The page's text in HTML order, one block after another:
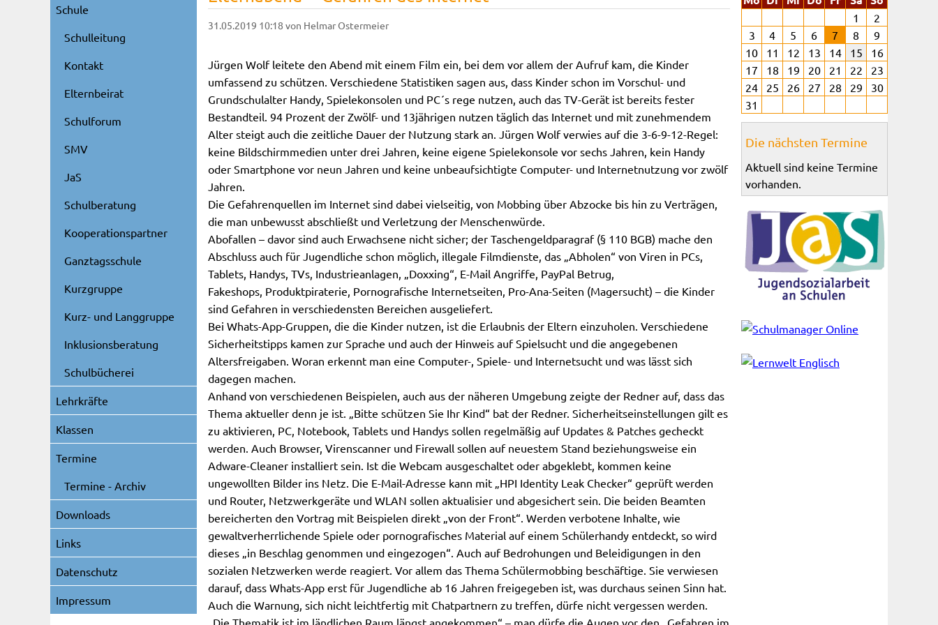
31.05.2019 10:18 von Helmar Ostermeier
Jürgen Wolf leitete den Abend mit einem Film ein, bei dem vor allem der Aufruf kam, die Kinder
umfassend zu schützen. Verschiedene Statistiken sagen aus, dass Kinder schon im Vorschul- und
Grundschulalter Handy, Spielekonsolen und PC´s rege nutzen, auch das TV-Gerät ist bereits fester
Bestandteil. 94 Prozent der Zwölf- und 13jährigen nutzen täglich das Internet und mit zunehmendem
Alter steigt auch die zeitliche Dauer der Nutzung stark an. Jürgen Wolf verwies auf die 3-6-9-12-Regel:
keine Bildschirmmedien unter drei Jahren, keine eigene Spielekonsole vor sechs Jahren, kein Handy
oder Smartphone vor neun Jahren und keine unbeaufsichtigte Computer- und Internetnutzung vor zwölf
Jahren.
Die Gefahrenquellen im Internet sind dabei vielseitig, von Mobbing über Abzocke bis hin zu Verträgen,
die man unbewusst abschließt und Verletzung der Menschenwürde.
Abofallen – davor sind auch Erwachsene nicht sicher; der Taschengeldparagraf (§ 110 BGB) mache den
Abschluss auch für Jugendliche schon möglich, illegale Filmdienste, das „Abholen“ von Viren in PCs,
Tablets, Handys, TVs, Industrieanlagen, „Doxxing“, E-Mail Angriffe, PayPal Betrug,
Fakeshops, Produktpiraterie, Pornografische Internetseiten, Pro-Ana-Seiten (Magersucht) – die Kinder
sind Gefahren in verschiedensten Bereichen ausgeliefert.
Bei Whats-App-Gruppen, die die Kinder nutzen, ist die Erlaubnis der Eltern einzuholen. Verschiedene
Sicherheitstipps kamen zur Sprache und auch der Hinweis auf Spielsucht und die angegebenen
Altersfreigaben. Woran erkennt man eine Computer-, Spiele- und Internetsucht und was lässt sich
dagegen machen.
Anhand von verschiedenen Beispielen, auch aus der näheren Umgebung zeigte der Redner auf, dass das
Thema aktueller denn je ist. „Bitte schützen Sie Ihr Kind“ bat der Redner. Sicherheitseinstellungen gilt es
zu aktivieren, PC, Notebook, Tablets und Handys sollen regelmäßig auf Updates & Patches gecheckt
werden. Auch Browser, Virenscanner und Firewall sollen auf neuestem Stand beziehungsweise ein
Adware-Cleaner installiert sein. Ist die Webcam ausgeschaltet oder abgeklebt, kommen keine
ungewollten Bilder ins Netz. Die E-Mail-Adresse kann mit „HPI Identity Leak Checker“ geprüft werden
und Router, Netzwerkgeräte und WLAN sollen aktualisier und abgesichert sein. Die beiden Beamten
bereicherten den Vortrag mit Beispielen direkt „von der Front“. Werden verbotene Inhalte, wie
gewaltverherrlichende Spiele oder pornografisches Material auf einem Schülerhandy entdeckt, so wird
dieses „in Beschlag genommen und eingezogen“. Auch auf Bedrohungen und Beleidigungen in den
sozialen Netzwerken werde reagiert. Vor allem das Thema Schülermobbing beschäftige. Sie verwiesen
darauf, dass Whats-App erst für Jugendliche ab 16 Jahren freigegeben ist, was durchaus seinen Sinn hat.
Auch die Warnung, sich nicht leichtfertig mit Chatpartnern zu treffen, dürfe nicht vergessen werden.
„Die Thematik ist im ländlichen Raum längst angekommen“ – man dürfe die Augen vor den „Gefahren im
Schule
Schulleitung
Kontakt
Elternbeirat
Schulforum
SMV
JaS
Schulberatung
Kooperationspartner
Ganztagsschule
Kurzgruppe
Kurz- und Langgruppe
Inklusionsberatung
Schulbücherei
Lehrkräfte
Klassen
Termine
Termine - Archiv
Downloads
Links
Datenschutz
Impressum
1
2
3
4 5 6 7 8
9
10
11 12 13 14 15
16
17
18 19 20 21 22
23
24
25 26 27 28 29
30
31
Die nächsten Termine
Aktuell sind keine Termine
vorhanden.